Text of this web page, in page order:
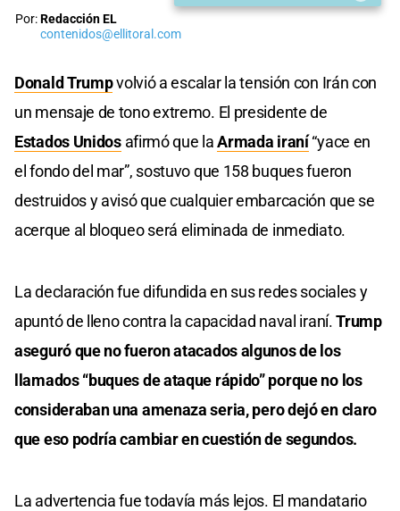
Por:Redacción EL
contenidos@ellitoral.com
Donald Trumpvolvió a escalar la tensión con Irán con
un mensaje de tono extremo. El presidente de
Estados Unidosafirmó que laArmada iraní“yace en
el fondo del mar”, sostuvo que 158 buques fueron
destruidos y avisó que cualquier embarcación que se
acerque al bloqueo será eliminada de inmediato.
La declaración fue difundida en sus redes sociales y
apuntó de lleno contra la capacidad naval iraní.Trump
aseguró que no fueron atacados algunos de los
llamados “buques de ataque rápido” porque no los
consideraban una amenaza seria, pero dejó en claro
que eso podría cambiar en cuestión de segundos.
La advertencia fue todavía más lejos. El mandatario